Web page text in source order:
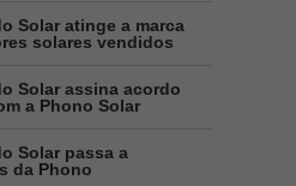
Solar atinge a marca
solares vendidos
Solar assina acordo
a Phono Solar
Solar passa a
da Phono